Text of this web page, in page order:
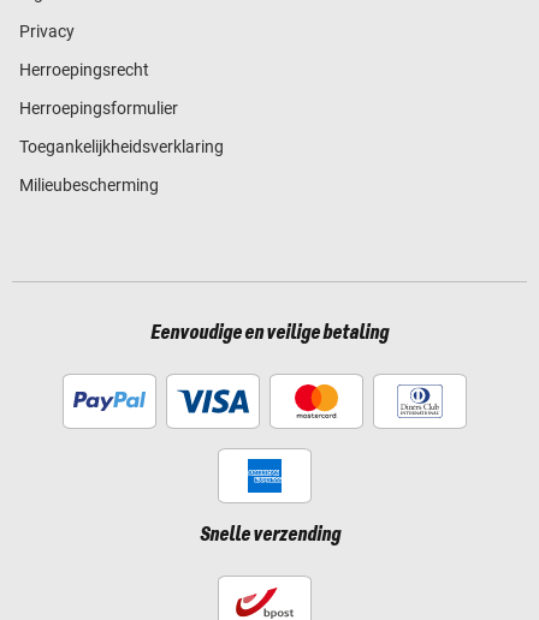
Privacy
Herroepingsrecht
Herroepingsformulier
Toegankelijkheidsverklaring
Milieubescherming
Eenvoudige en veilige betaling
Snelle verzending